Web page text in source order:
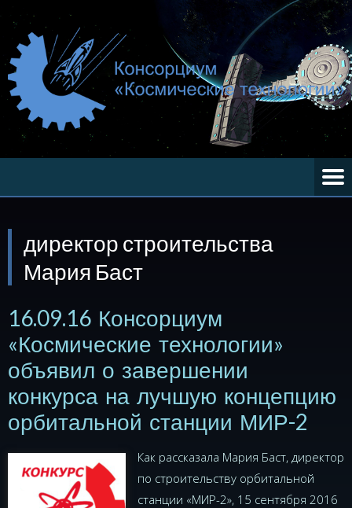
директор строительства
Мария Баст
16.09.16 Консорциум
«Космические технологии»
объявил о завершении
конкурса на лучшую концепцию
орбитальной станции МИР-2
Как рассказала Мария Баст, директор
по строительству орбитальной
станции «МИР-2», 15 сентября 2016